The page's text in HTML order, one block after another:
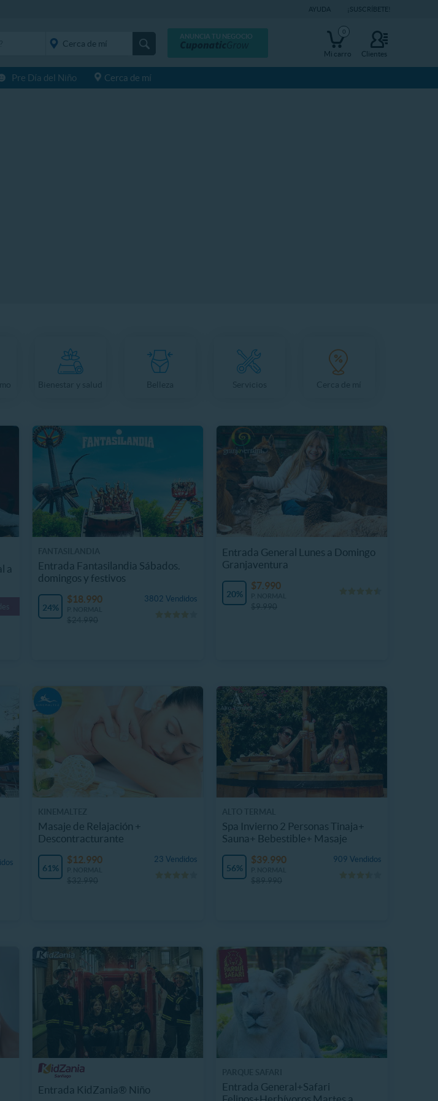
AYUDA ¡SUSCRÍBETE!
ANUNCIA TU NEGOCIO
Clientes
placeholder="Todo el
0
Mi carro
Pre Día del Niño Cerca de mí
a
Entrada Fantasilandia Sábados.
domingos y festivos
24%
3802 Vendidos
$18.990
Entrada General Lunes a Domingo
Granjaventura
20%
$7.990
Masaje de Relajación +
Descontracturante
61%
23 Vendidos
$12.990
Spa Invierno 2 Personas Tinaja+
Sauna+ Bebestible+ Masaje
56%
909 Vendidos
$39.990
Entrada KidZania® Niño
Entrada General+Safari